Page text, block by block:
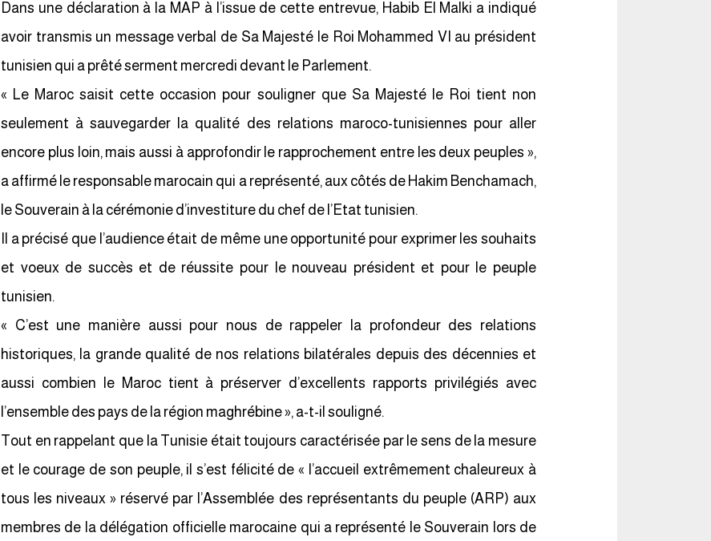
Dans une déclaration à la MAP à l’issue de cette entrevue, Habib El Malki a indiqué
avoir transmis un message verbal de Sa Majesté le Roi Mohammed VI au président
tunisien qui a prêté serment mercredi devant le Parlement.
« Le Maroc saisit cette occasion pour souligner que Sa Majesté le Roi tient non
seulement à sauvegarder la qualité des relations maroco-tunisiennes pour aller
encore plus loin, mais aussi à approfondir le rapprochement entre les deux peuples »,
a affirmé le responsable marocain qui a représenté, aux côtés de Hakim Benchamach,
le Souverain à la cérémonie d’investiture du chef de l’Etat tunisien.
Il a précisé que l’audience était de même une opportunité pour exprimer les souhaits
et voeux de succès et de réussite pour le nouveau président et pour le peuple
tunisien.
« C’est une manière aussi pour nous de rappeler la profondeur des relations
historiques, la grande qualité de nos relations bilatérales depuis des décennies et
aussi combien le Maroc tient à préserver d’excellents rapports privilégiés avec
l’ensemble des pays de la région maghrébine », a-t-il souligné.
Tout en rappelant que la Tunisie était toujours caractérisée par le sens de la mesure
et le courage de son peuple, il s’est félicité de « l’accueil extrêmement chaleureux à
tous les niveaux » réservé par l’Assemblée des représentants du peuple (ARP) aux
membres de la délégation officielle marocaine qui a représenté le Souverain lors de